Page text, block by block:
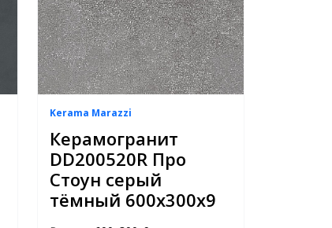
Kerama Marazzi
Керамогранит
DD200520R Про
Стоун серый
тёмный 600х300х9